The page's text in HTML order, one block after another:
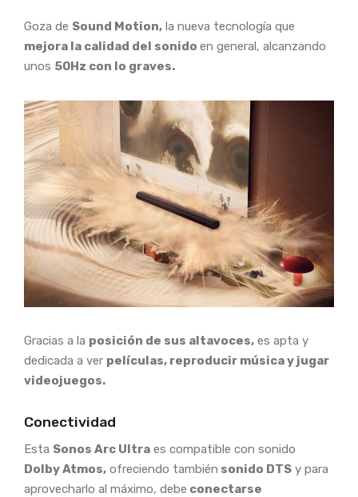
Goza de Sound Motion, la nueva tecnología que
mejora la calidad del sonido en general, alcanzando
unos 50Hz con lo graves.
Gracias a la posición de sus altavoces, es apta y
dedicada a ver películas, reproducir música y jugar
videojuegos.
Conectividad
Esta Sonos Arc Ultra es compatible con sonido
Dolby Atmos, ofreciendo también sonido DTS y para
aprovecharlo al máximo, debe conectarse